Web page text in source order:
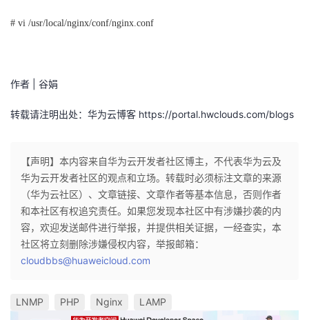
# vi /usr/local/nginx/conf/nginx.conf
作者 | 谷娟
转载请注明出处：华为云博客 https://portal.hwclouds.com/blogs
【声明】本内容来自华为云开发者社区博主，不代表华为云及
华为云开发者社区的观点和立场。转载时必须标注文章的来源
（华为云社区）、文章链接、文章作者等基本信息，否则作者
和本社区有权追究责任。如果您发现本社区中有涉嫌抄袭的内
容，欢迎发送邮件进行举报，并提供相关证据，一经查实，本
社区将立刻删除涉嫌侵权内容，举报邮箱：
cloudbbs@huaweicloud.com
LNMP PHP Nginx LAMP